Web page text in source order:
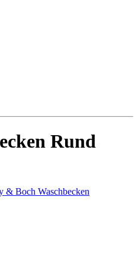
Rund
& Boch Waschbecken